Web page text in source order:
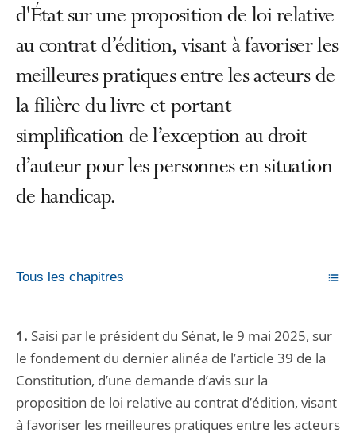
d'État sur une proposition de loi relative
au contrat d’édition, visant à favoriser les
meilleures pratiques entre les acteurs de
la filière du livre et portant
simplification de l’exception au droit
d’auteur pour les personnes en situation
de handicap.
Tous les chapitres
1. Saisi par le président du Sénat, le 9 mai 2025, sur
le fondement du dernier alinéa de l’article 39 de la
Constitution, d’une demande d’avis sur la
proposition de loi relative au contrat d’édition, visant
à favoriser les meilleures pratiques entre les acteurs